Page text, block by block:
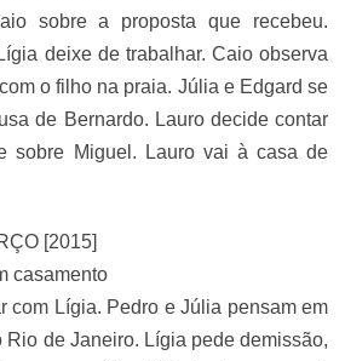
sobre a proposta que recebeu.
deixe de trabalhar. Caio observa
o filho na praia. Júlia e Edgard se
de Bernardo. Lauro decide contar
sobre Miguel. Lauro vai à casa de
[2015]
casamento
com Lígia. Pedro e Júlia pensam em
Rio de Janeiro. Lígia pede demissão,